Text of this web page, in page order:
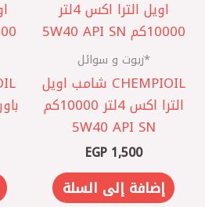
*زيوت و سوائل
CHEMPIOIL شامب اويل
الترا اكس 4لتر 10000كم
5W40 API SN
EGP1,500
إضافة إلى السلة